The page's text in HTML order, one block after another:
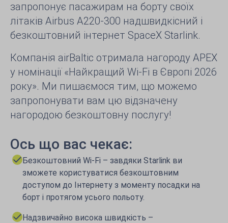
запропонує пасажирам на борту своїх
літаків Airbus A220-300 надшвидкісний і
безкоштовний інтернет SpaceX Starlink.
Компанія airBaltic отримала нагороду APEX
у номінації «Найкращий Wi-Fi в Європі 2026
року». Ми пишаємося тим, що можемо
запропонувати вам цю відзначену
нагородою безкоштовну послугу!
Ось що вас чекає:
Безкоштовний Wi-Fi – завдяки Starlink ви
зможете користуватися безкоштовним
доступом до Інтернету з моменту посадки на
борт і протягом усього польоту.
Надзвичайно висока швидкість –